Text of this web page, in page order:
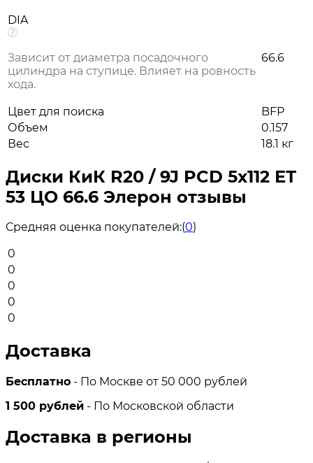
DIA
Зависит от диаметра посадочного
цилиндра на ступице. Влияет на ровность
хода.
66.6
Цвет для поиска
BFP
Объем
0.157
Вес
18.1 кг
Диски КиК R20 / 9J PCD 5x112 ЕТ
53 ЦО 66.6 Элерон отзывы
Средняя оценка покупателей:(0)
0
0
0
0
0
Доставка
Бесплатно - По Москве от 50 000 рублей
1 500 рублей - По Московской области
Доставка в регионы